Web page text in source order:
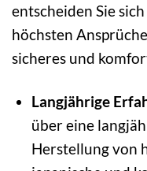
entscheiden Sie
höchsten
sicheres und
Langjährige
über eine
Herstellung von